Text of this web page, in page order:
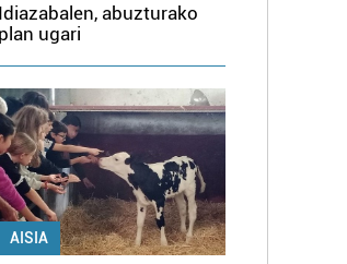
Idiazabalen, abuzturako
plan ugari
AISIA